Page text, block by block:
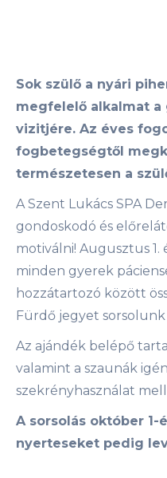
Sok szülő a nyári
megfelelő alkalmat
vizitjére. Az éves
fogbetegségtől
természetesen a
A Szent Lukács SPA
gondoskodó és
motiválni! Augusztus
minden gyerek
hozzátartozó között
Fürdő jegyet sorsolunk
Az ajándék belépő
valamint a szaunák
szekrényhasználat
A sorsolás október 1-
nyerteseket pedig